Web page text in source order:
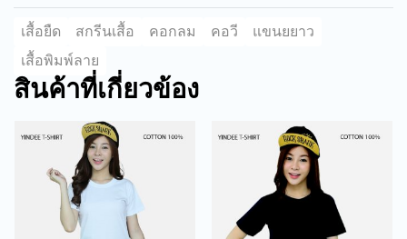
เสื้อยืด สกรีนเสื้อ คอกลม คอวี
แขนยยาว
เสื้อพิมพ์ลาย
สินค้าที่เกี่ยวข้อง